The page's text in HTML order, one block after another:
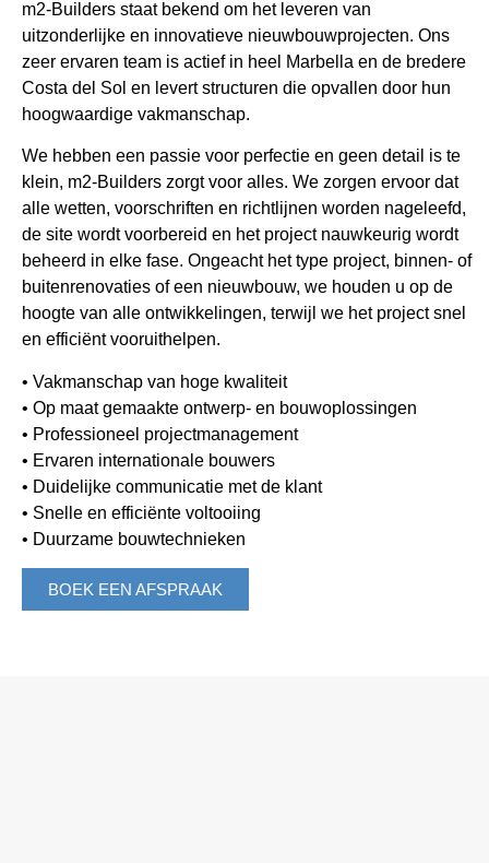
m2-Builders staat bekend om het leveren van
uitzonderlijke en innovatieve nieuwbouwprojecten. Ons
zeer ervaren team is actief in heel Marbella en de bredere
Costa del Sol en levert structuren die opvallen door hun
hoogwaardige vakmanschap.
We hebben een passie voor perfectie en geen detail is te
klein, m2-Builders zorgt voor alles. We zorgen ervoor dat
alle wetten, voorschriften en richtlijnen worden nageleefd,
de site wordt voorbereid en het project nauwkeurig wordt
beheerd in elke fase. Ongeacht het type project, binnen- of
buitenrenovaties of een nieuwbouw, we houden u op de
hoogte van alle ontwikkelingen, terwijl we het project snel
en efficiënt vooruithelpen.
• Vakmanschap van hoge kwaliteit
• Op maat gemaakte ontwerp- en bouwoplossingen
• Professioneel projectmanagement
• Ervaren internationale bouwers
• Duidelijke communicatie met de klant
• Snelle en efficiënte voltooiing
• Duurzame bouwtechnieken
BOEK EEN AFSPRAAK